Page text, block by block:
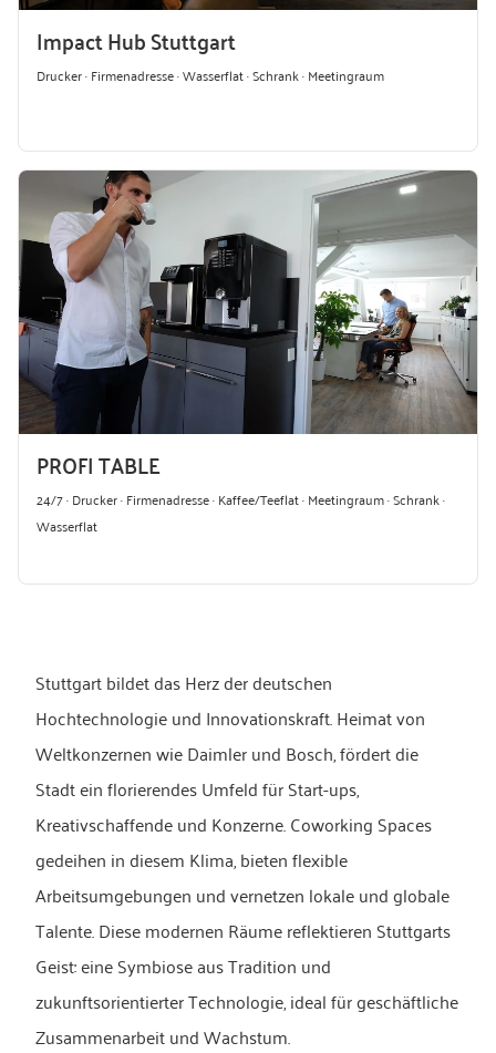
Impact Hub Stuttgart
Drucker · Firmenadresse · Wasserflat · Schrank · Meetingraum
PROFI TABLE
24/7 · Drucker · Firmenadresse · Kaffee/Teeflat · Meetingraum · Schrank ·
Wasserflat
Stuttgart bildet das Herz der deutschen
Hochtechnologie und Innovationskraft. Heimat von
Weltkonzernen wie Daimler und Bosch, fördert die
Stadt ein florierendes Umfeld für Start-ups,
Kreativschaffende und Konzerne. Coworking Spaces
gedeihen in diesem Klima, bieten flexible
Arbeitsumgebungen und vernetzen lokale und globale
Talente. Diese modernen Räume reflektieren Stuttgarts
Geist: eine Symbiose aus Tradition und
zukunftsorientierter Technologie, ideal für geschäftliche
Zusammenarbeit und Wachstum.